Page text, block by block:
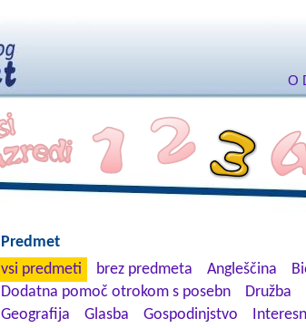
O
Predmet
vsi predmeti
brez predmeta Angleščina
Dodatna pomoč otrokom s posebn
Družba
Geografija
Glasba Gospodinjstvo